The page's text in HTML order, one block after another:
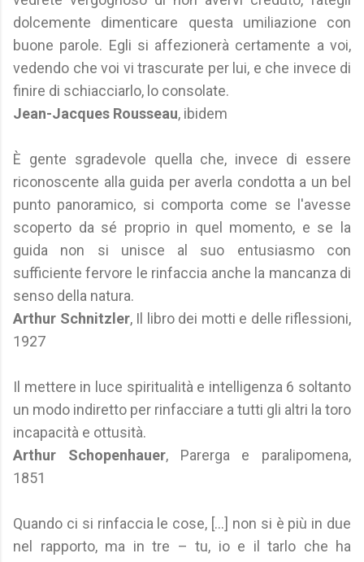
dolcemente dimenticare questa umiliazione con
buone parole. Egli si affezionerà certamente a voi,
vedendo che voi vi trascurate per lui, e che invece di
finire di schiacciarlo, lo consolate.
Jean-Jacques Rousseau, ibidem
È gente sgradevole quella che, invece di essere
riconoscente alla guida per averla condotta a un bel
punto panoramico, si comporta come se l'avesse
scoperto da sé proprio in quel momento, e se la
guida non si unisce al suo entusiasmo con
sufficiente fervore le rinfaccia anche la mancanza di
senso della natura.
Arthur Schnitzler, Il libro dei motti e delle riflessioni,
1927
Il mettere in luce spiritualità e intelligenza 6 soltanto
un modo indiretto per rinfacciare a tutti gli altri la toro
incapacità e ottusità.
Arthur Schopenhauer, Parerga e paralipomena,
1851
Quando ci si rinfaccia le cose, [...] non si è più in due
nel rapporto, ma in tre – tu, io e il tarlo che ha